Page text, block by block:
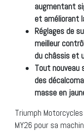
augmentant
et améliorant
Réglages de
meilleur
du châssis et
Tout nouveau
des
masse en
Triumph
MY26 pour sa